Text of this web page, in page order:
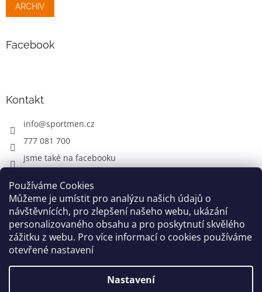
Používáme Cookies
Můžeme je umístit pro analýzu našich údajů o
návštěvnících, pro zlepšení našeho webu, ukázání
personalizovaného obsahu a pro poskytnutí skvělého
zážitku z webu. Pro více informací o cookies používáme
otevřené nastavení
Nastavení
ARCHIV
Facebook
Kontakt
info@sportmen.cz
777 081 700
jsme také na facebooku
CYKLO OBLEČENÍ